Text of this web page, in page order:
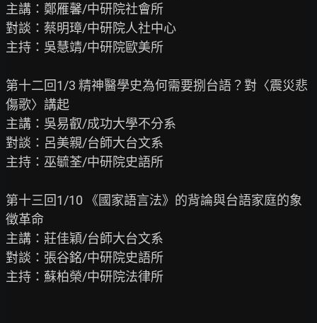
主講：鄭雁馨/中研院社會所
對談：蔡明璋/中研院人社中心
主持：吳慧靖/中研院歐美所
第十二回1/3 精神醫學史為何需要捌台語？對〈震災悲
傷歌〉講起
主講：吳易叡/成功大學不分系
對談：呂美親/台師大台文系
主持：巫毓荃/中研院史語所
第十三回1/10 《國家語言法》的背論與台語家庭的象
徵革命
主講：莊佳穎/台師大台文系
對談：張谷銘/中研院史語所
主持：蘇柏榮/中研院法律所